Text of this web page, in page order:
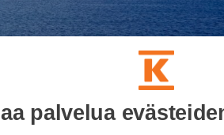
palvelua